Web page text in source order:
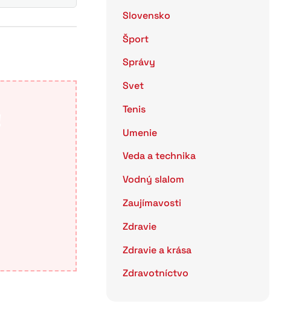
Slovensko
Šport
Správy
Svet
Tenis
Umenie
Veda a technika
Vodný slalom
Zaujímavosti
Zdravie
Zdravie a krása
Zdravotníctvo